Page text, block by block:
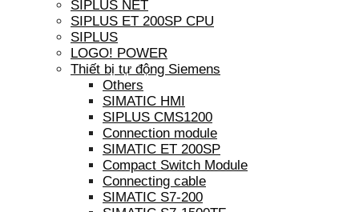
SIPLUS NET
SIPLUS ET 200SP CPU
SIPLUS
LOGO! POWER
Thiết bị tự động Siemens
Others
SIMATIC HMI
SIPLUS CMS1200
Connection module
SIMATIC ET 200SP
Compact Switch Module
Connecting cable
SIMATIC S7-200